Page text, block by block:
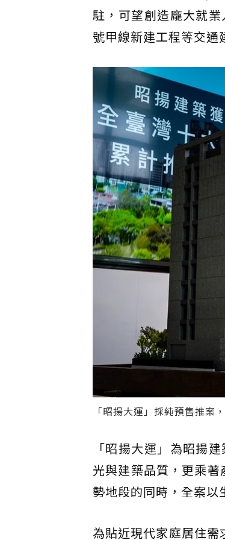
駐，可望創造龐大就
號甲線新建工程等交通
「昭揚大運」採純預售推案
「昭揚大運」為昭揚
光與建築品質，更乘
勢地段的同時，全案以
為貼近現代家庭居住